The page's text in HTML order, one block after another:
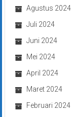
Agustus 2024
Juli 2024
Juni 2024
Mei 2024
April 2024
Maret 2024
Februari 2024